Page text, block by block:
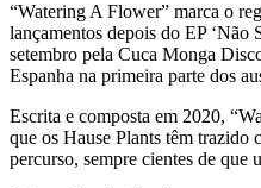
“Watering A Flower” marca o
lançamentos depois do EP ‘Não
setembro pela Cuca Monga
Espanha na primeira parte dos
Escrita e composta em 2020,
que os Hause Plants têm trazido
percurso, sempre cientes de que